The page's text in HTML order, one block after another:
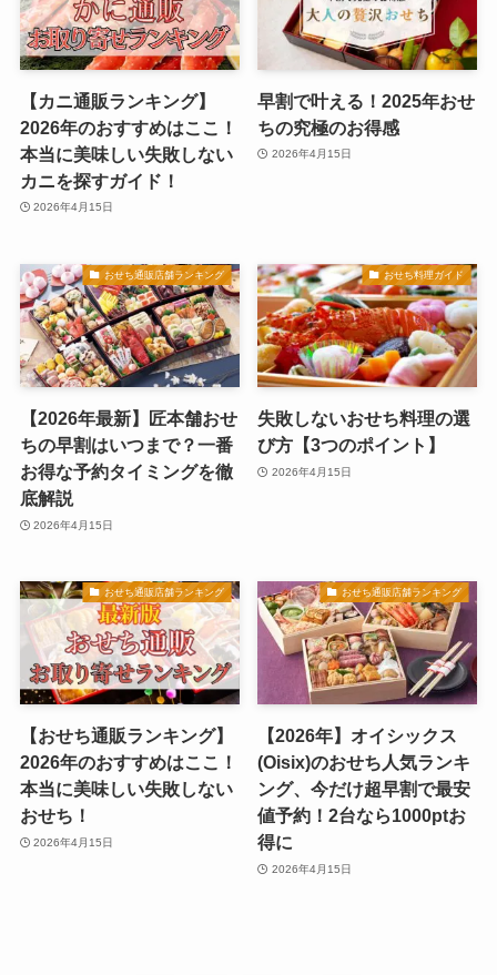
【カニ通販ランキング】
2026年のおすすめはここ！
本当に美味しい失敗しない
カニを探すガイド！
2026年4月15日
早割で叶える！2025年おせ
ちの究極のお得感
2026年4月15日
おせち通販店舗ランキング
【2026年最新】匠本舗おせ
ちの早割はいつまで？一番
お得な予約タイミングを徹
底解説
2026年4月15日
おせち料理ガイド
失敗しないおせち料理の選
び方【3つのポイント】
2026年4月15日
おせち通販店舗ランキング
【おせち通販ランキング】
2026年のおすすめはここ！
本当に美味しい失敗しない
おせち！
2026年4月15日
おせち通販店舗ランキング
【2026年】オイシックス
(Oisix)のおせち人気ランキ
ング、今だけ超早割で最安
値予約！2台なら1000ptお
得に
2026年4月15日